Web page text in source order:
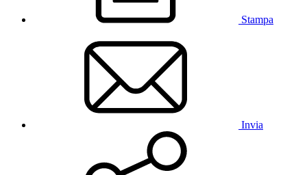
Stampa
Invia